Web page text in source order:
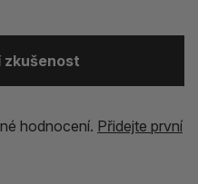
zkušenost
hodnocení. Přidejte první